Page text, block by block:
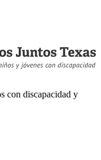
con discapacidad y